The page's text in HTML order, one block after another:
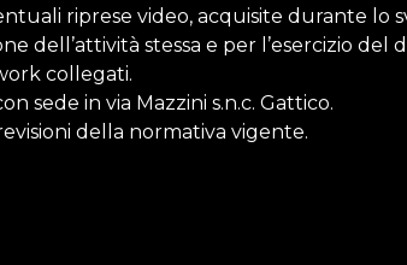
riprese video, acquisite durante lo
dell’attività stessa e per l’esercizio del
collegati.
sede in via Mazzini s.n.c. Gattico.
della normativa vigente.